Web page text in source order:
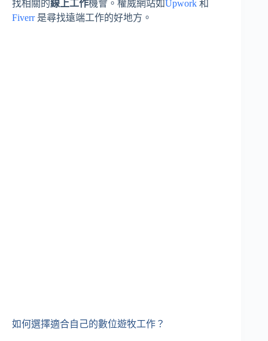
找相關的線上工作機會。權威網站如Upwork 和
Fiverr是尋找遠端工作的好地方。
如何選擇適合自己的數位遊牧工作？